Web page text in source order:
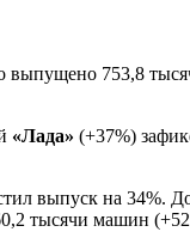
753,8
«Лада» (+37%)
выпуск на 34%.
тысячи машин